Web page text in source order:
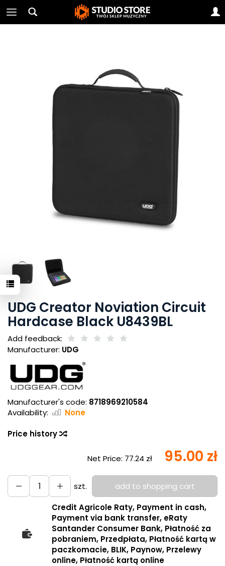
UDG Creator Noviation Circuit
Hardcase Black U8439BL
Add feedback:
Manufacturer: UDG
Manufacturer's code: 8718969210584
Availability:
None
Price history
Net Price: 77.24 zł 95.00 zł
szt.
add to shopping cart
Credit Agricole Raty, Payment in cash,
Payment via bank transfer, eRaty
Santander Consumer Bank, Płatność za
pobraniem, Przedpłata, Płatność kartą w
paczkomacie, BLIK, Paynow, Przelewy
online, Płatność kartą online